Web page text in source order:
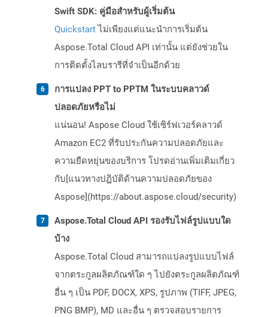
Swift SDK: คู่มือสำหรับผู้เริ่มต้น
Quickstartไม่เพียงแต่แนะนำการเริ่มต้น
Aspose.Total Cloud API เท่านั้น แต่ยังช่วยใน
การติดตั้งไลบรารีที่จำเป็นอีกด้วย
การแปลง PPT to PPTM ในระบบคลาวด์
ปลอดภัยหรือไม่
แน่นอน! Aspose Cloud ใช้เซิร์ฟเวอร์คลาวด์
Amazon EC2 ที่รับประกันความปลอดภัยและ
ความยืดหยุ่นของบริการ โปรดอ่านเพิ่มเติมเกี่ยว
กับ[แนวทางปฏิบัติด้านความปลอดภัยของ
Aspose](https://about.aspose.cloud/security)
Aspose.Total Cloud API รองรับไฟล์รูปแบบใด
บ้าง
Aspose.Total Cloud สามารถแปลงรูปแบบไฟล์
จากตระกูลผลิตภัณฑ์ใด ๆ ไปยังตระกูลผลิตภัณฑ์
อื่น ๆ เป็น PDF, DOCX, XPS, รูปภาพ (TIFF, JPEG,
PNG BMP), MD และอื่น ๆ ตรวจสอบรายการ